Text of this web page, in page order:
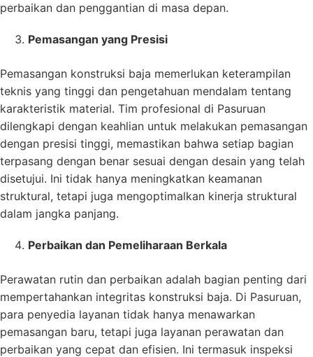
perbaikan dan penggantian di masa depan.
Pemasangan yang Presisi
Pemasangan konstruksi baja memerlukan keterampilan
teknis yang tinggi dan pengetahuan mendalam tentang
karakteristik material. Tim profesional di Pasuruan
dilengkapi dengan keahlian untuk melakukan pemasangan
dengan presisi tinggi, memastikan bahwa setiap bagian
terpasang dengan benar sesuai dengan desain yang telah
disetujui. Ini tidak hanya meningkatkan keamanan
struktural, tetapi juga mengoptimalkan kinerja struktural
dalam jangka panjang.
Perbaikan dan Pemeliharaan Berkala
Perawatan rutin dan perbaikan adalah bagian penting dari
mempertahankan integritas konstruksi baja. Di Pasuruan,
para penyedia layanan tidak hanya menawarkan
pemasangan baru, tetapi juga layanan perawatan dan
perbaikan yang cepat dan efisien. Ini termasuk inspeksi